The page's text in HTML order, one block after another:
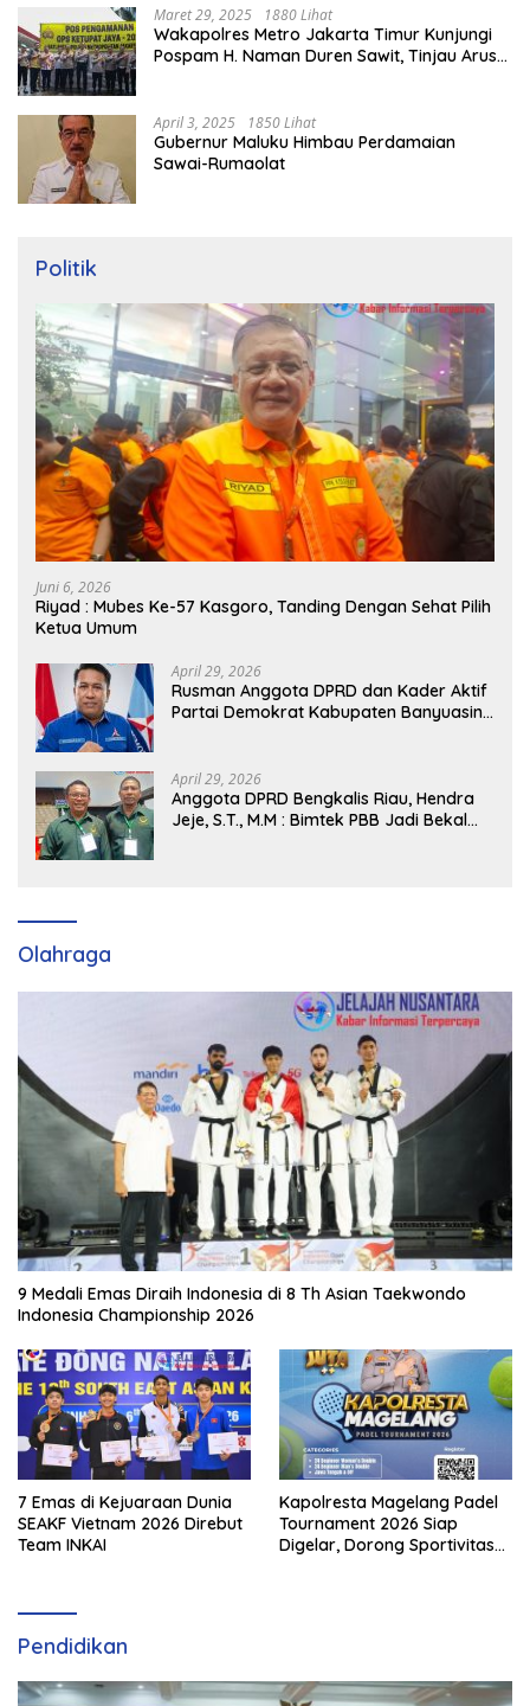
Maret 29, 2025 1880 Lihat
Wakapolres Metro Jakarta Timur Kunjungi
Pospam H. Naman Duren Sawit, Tinjau Arus
April 3, 2025 1850 Lihat
Gubernur Maluku Himbau Perdamaian
Sawai-Rumaolat
Politik
Juni 6, 2026
Riyad : Mubes Ke-57 Kasgoro, Tanding Dengan Sehat Pilih
Ketua Umum
April 29, 2026
Rusman Anggota DPRD dan Kader Aktif
Partai Demokrat Kabupaten Banyuasin
April 29, 2026
Anggota DPRD Bengkalis Riau, Hendra
Jeje, S.T., M.M : Bimtek PBB Jadi Bekal
Olahraga
9 Medali Emas Diraih Indonesia di 8 Th Asian Taekwondo
Indonesia Championship 2026
7 Emas di Kejuaraan Dunia
SEAKF Vietnam 2026 Direbut
Team INKAI
Kapolresta Magelang Padel
Tournament 2026 Siap
Digelar, Dorong Sportivitas
Pendidikan